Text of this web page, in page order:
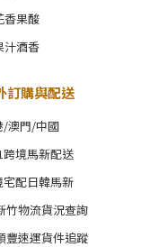
香果酸
汁酒香
訂購與配送
/澳門/中國
跨境馬新配送
宅配日韓馬新
竹物流貨況查詢
豐速運貨件追蹤